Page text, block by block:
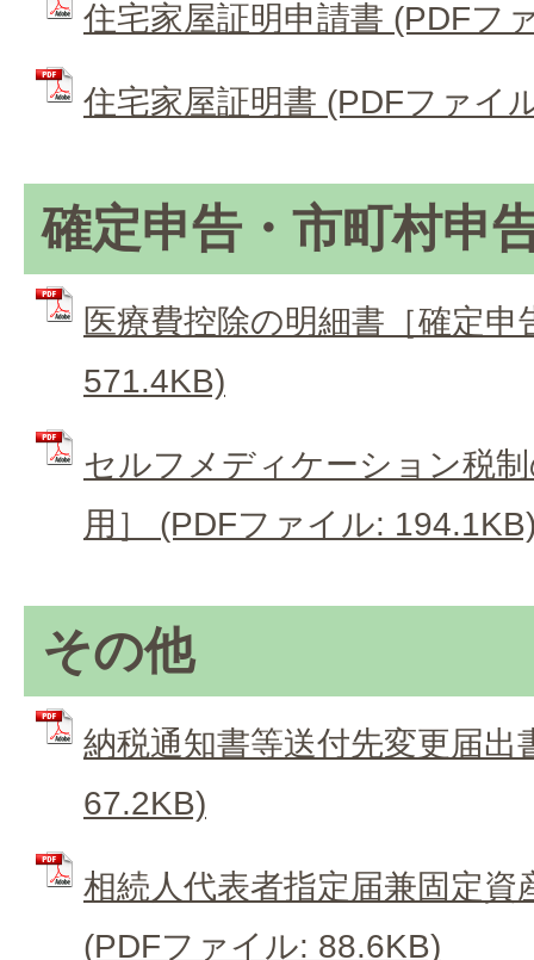
住宅家屋証明申請書 (PDFフ
住宅家屋証明書 (PDFファイ
確定申告・市町村申
医療費控除の明細書［確定
571.4KB)
セルフメディケーション税
用］ (PDFファイル:
その他
納税通知書等送付先変更届出
67.2KB)
相続人代表者指定届兼固定資
(PDFファイル: 88.6KB)